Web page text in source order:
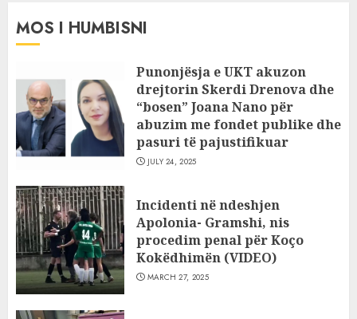
MOS I HUMBISNI
Punonjësja e UKT akuzon
drejtorin Skerdi Drenova dhe
“bosen” Joana Nano për
abuzim me fondet publike dhe
pasuri të pajustifikuar
JULY 24, 2025
Incidenti në ndeshjen
Apolonia- Gramshi, nis
procedim penal për Koço
Kokëdhimën (VIDEO)
MARCH 27, 2025